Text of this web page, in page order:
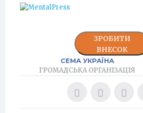
ЗРОБИТИ
ВНЕСОК
СЕМА УКРАЇНА
ГРОМАДСЬКА ОРГАНІЗАЦІЯ